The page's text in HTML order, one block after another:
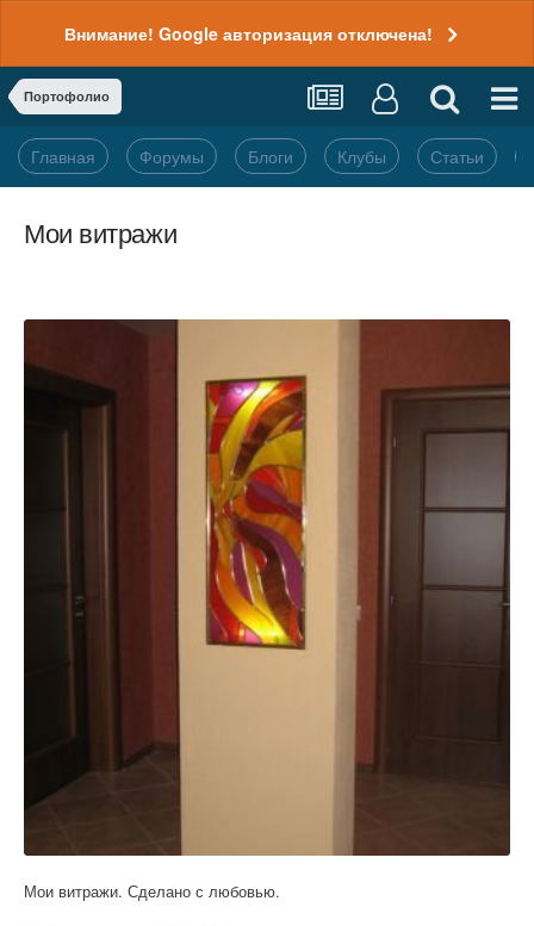
Внимание! Google авторизация отключена!
Портофолио
Главная Форумы Блоги Клубы Статьи
Мои витражи
Мои витражи. Сделано с любовью.